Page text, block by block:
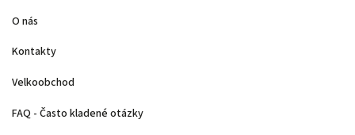
O nás
Kontakty
Velkoobchod
FAQ - Často kladené otázky